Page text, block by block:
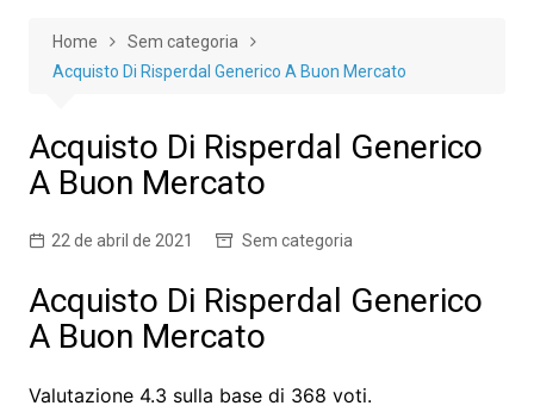
Home
Sem categoria
Acquisto Di Risperdal Generico A Buon Mercato
Acquisto Di Risperdal Generico
A Buon Mercato
22 de abril de 2021 Sem categoria
Acquisto Di Risperdal Generico
A Buon Mercato
Valutazione 4.3 sulla base di 368 voti.